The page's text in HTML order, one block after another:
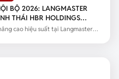
BỘ 2026: LANGMASTER
THÁI HBR HOLDINGS
LỰC ỨNG DỤNG AI
cao hiệu suất tại Langmaster